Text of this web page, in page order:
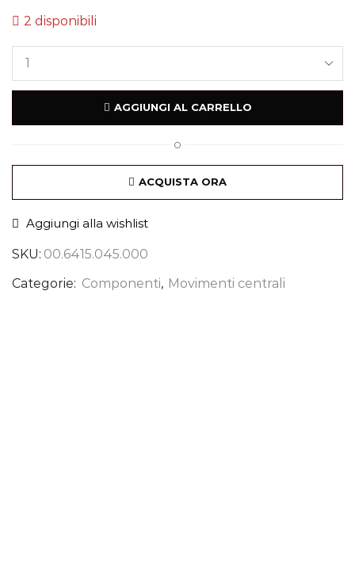
2 disponibili
AGGIUNGI AL CARRELLO
O
ACQUISTA ORA
Aggiungi alla wishlist
SKU: 00.6415.045.000
Categorie: Componenti, Movimenti centrali